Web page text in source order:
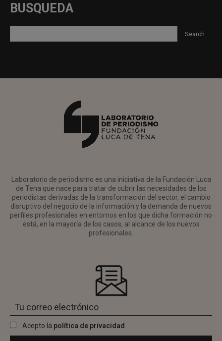
BUSQUEDA
Laboratorio de periodismo es una iniciativa de la Fundación Luca
de Tena que nace para tratar de cubrir las necesidades de los
periodistas derivadas de la transformación del sector, el cambio
disruptivo del negocio de la información y la demanda de nuevos
perfiles profesionales en entornos en los que dicha formación no
está, en la mayoría de los casos, al alcance de los nuevos
profesionales.
Acepto la política de privacidad